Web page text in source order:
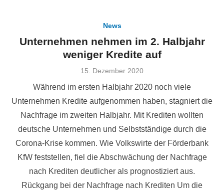
News
Unternehmen nehmen im 2. Halbjahr
weniger Kredite auf
Veröffentlicht
15. Dezember 2020
Während im ersten Halbjahr 2020 noch viele
Unternehmen Kredite aufgenommen haben, stagniert die
Nachfrage im zweiten Halbjahr. Mit Krediten wollten
deutsche Unternehmen und Selbstständige durch die
Corona-Krise kommen. Wie Volkswirte der Förderbank
KfW feststellen, fiel die Abschwächung der Nachfrage
nach Krediten deutlicher als prognostiziert aus.
Rückgang bei der Nachfrage nach Krediten Um die